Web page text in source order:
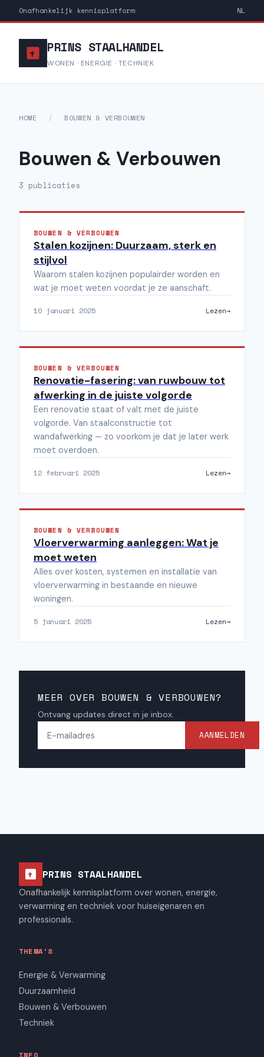
Onafhankelijk kennisplatform NL
PRINS STAALHANDEL
WONEN · ENERGIE · TECHNIEK
HOME / BOUWEN & VERBOUWEN
Bouwen & Verbouwen
3 publicaties
BOUWEN & VERBOUWEN
Stalen kozijnen: Duurzaam, sterk en
stijlvol
Waarom stalen kozijnen populairder worden en
wat je moet weten voordat je ze aanschaft.
10 januari 2025 Lezen
BOUWEN & VERBOUWEN
Renovatie-fasering: van ruwbouw tot
afwerking in de juiste volgorde
Een renovatie staat of valt met de juiste
volgorde. Van staalconstructie tot
wandafwerking — zo voorkom je dat je later werk
moet overdoen.
12 februari 2025 Lezen
BOUWEN & VERBOUWEN
Vloerverwarming aanleggen: Wat je
moet weten
Alles over kosten, systemen en installatie van
vloerverwarming in bestaande en nieuwe
woningen.
5 januari 2025 Lezen
MEER OVER BOUWEN & VERBOUWEN?
Ontvang updates direct in je inbox.
AANMELDEN
PRINS STAALHANDEL
Onafhankelijk kennisplatform over wonen, energie,
verwarming en techniek voor huiseigenaren en
professionals.
THEMA'S
Energie & Verwarming
Duurzaamheid
Bouwen & Verbouwen
Techniek
INFO